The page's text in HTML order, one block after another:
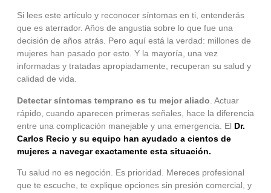
Si lees este artículo y reconocer síntomas en ti, entenderás
que es aterrador. Años de angustia sobre lo que fue una
decisión de años atrás. Pero aquí está la verdad: millones de
mujeres han pasado por esto. Y la mayoría, una vez
informadas y tratadas apropiadamente, recuperan su salud y
calidad de vida.
Detectar síntomas temprano es tu mejor aliado . Actuar
rápido, cuando aparecen primeras señales, hace la diferencia
entre una complicación manejable y una emergencia. El Dr.
Carlos Recio y su equipo han ayudado a cientos de
mujeres a navegar exactamente esta situación.
Tu salud no es negoción. Es prioridad. Mereces profesional
que te escuche, te explique opciones sin presión comercial, y